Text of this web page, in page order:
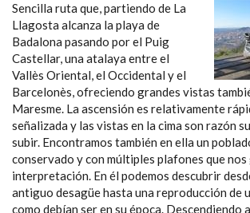
Sencilla ruta que, partiendo de La
Llagosta alcanza la playa de
Badalona pasando por el Puig
Castellar, una atalaya entre el
Vallès Oriental, el Occidental y el
Barcelonès, ofreciendo grandes vistas
Maresme. La ascensión es relativamente
señalizada y las vistas en la cima son razón
subir. Encontramos también en ella un
conservado y con múltiples plafones que nos
interpretación. En él podemos descubrir
antiguo desagüe hasta una reproducción de
como debían ser en su época. Descendiendo